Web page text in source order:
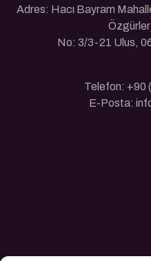
Adres: Hacı Bayram
No: 3/3-21 Ulus,
Telefon: +90
E-Posta: